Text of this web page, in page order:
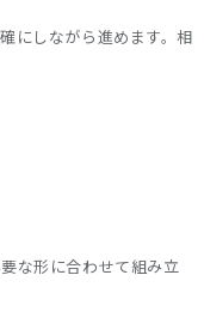
にしながら進めます。相
な形に合わせて組み立